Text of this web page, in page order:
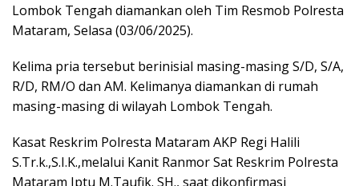
Lombok Tengah diamankan oleh Tim Resmob Polresta
Mataram, Selasa (03/06/2025).
Kelima pria tersebut berinisial masing-masing S/D, S/A,
R/D, RM/O dan AM. Kelimanya diamankan di rumah
masing-masing di wilayah Lombok Tengah.
Kasat Reskrim Polresta Mataram AKP Regi Halili
S.Tr.k.,S.I.K.,melalui Kanit Ranmor Sat Reskrim Polresta
Mataram Iptu M.Taufik. SH., saat dikonfirmasi